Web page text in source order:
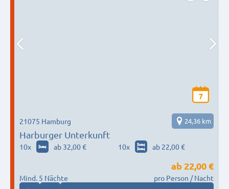
7
Harburger Unterkunft
21075 Hamburg 24,36 km
10x ab 32,00 € 10x ab 22,00 €
Mind. 5 Nächte
ab 22,00 €
pro Person / Nacht